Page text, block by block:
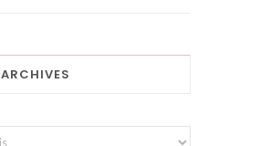
ARCHIVES